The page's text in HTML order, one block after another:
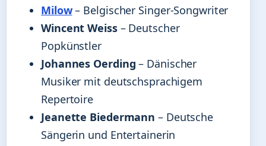
Milow– Belgischer Singer-Songwriter
Wincent Weiss– Deutscher
Popkünstler
Johannes Oerding – Dänischer
Musiker mit deutschsprachigem
Repertoire
Jeanette Biedermann – Deutsche
Sängerin und Entertainerin